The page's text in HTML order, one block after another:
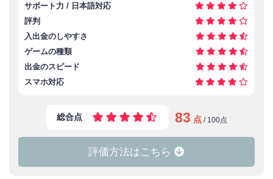
サポート力 / 日本語対応
評判
入出金のしやすさ
ゲームの種類
出金のスピード
スマホ対応
総合点 83 点 / 100点
評価方法はこちら